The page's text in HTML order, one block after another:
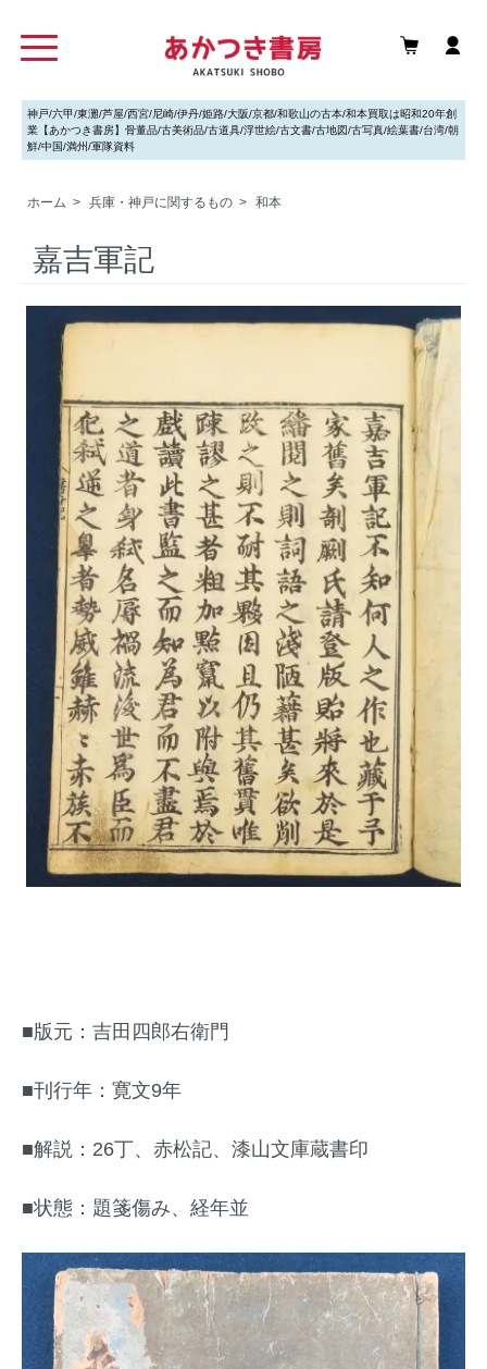
神戸/六甲/東灘/芦屋/西宮/尼崎/伊丹/姫路/大阪/京都/和歌山の古本/和本買取は昭和20年創
業【あかつき書房】骨董品/古美術品/古道具/浮世絵/古文書/古地図/古写真/絵葉書/台湾/朝
鮮/中国/満州/軍隊資料
ホーム > 兵庫・神戸に関するもの > 和本
嘉吉軍記
■版元：吉田四郎右衛門
■刊行年：寛文9年
■解説：26丁、赤松記、漆山文庫蔵書印
■状態：題箋傷み、経年並